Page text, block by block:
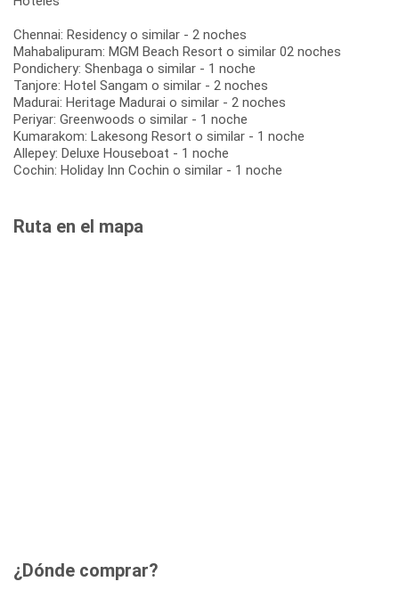
Chennai: Residency o similar - 2 noches
Mahabalipuram: MGM Beach Resort o similar 02 noches
Pondichery: Shenbaga o similar - 1 noche
Tanjore: Hotel Sangam o similar - 2 noches
Madurai: Heritage Madurai o similar - 2 noches
Periyar: Greenwoods o similar - 1 noche
Kumarakom: Lakesong Resort o similar - 1 noche
Allepey: Deluxe Houseboat - 1 noche
Cochin: Holiday Inn Cochin o similar - 1 noche
Ruta en el mapa
¿Dónde comprar?